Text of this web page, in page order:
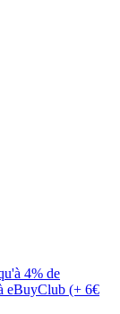
4% de
eBuyClub (+ 6€